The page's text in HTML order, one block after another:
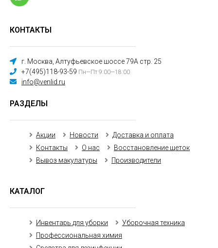
КОНТАКТЫ
г. Москва, Алтуфьевское шоссе 79А стр. 25
+7(495)118-93-59 Пн—Пт 9:00—18:00
info@venlid.ru
РАЗДЕЛЫ
Акции Новости
Доставка и оплата
Контакты
О нас
Восстановление щеток
Вывоз макулатуры
Производители
КАТАЛОГ
Инвентарь для уборки
Уборочная техника
Профессиональная химия